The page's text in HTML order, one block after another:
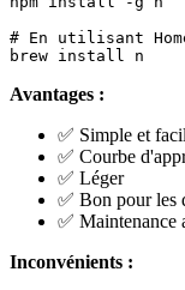
# En utilisant
brew install n
Avantages :
✅ Simple et
✅ Courbe
✅ Léger
✅ Bon pour les
✅ Maintenance
Inconvénients :